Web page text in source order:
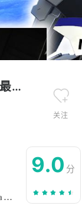
sd敢达g世代永恒最新版
关注
Bandai Namco Entertainment Inc.
9.0 分